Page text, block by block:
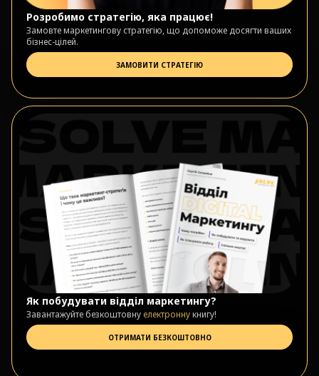
Як побудувати відділ маркетингу?
Завантажуйте безкоштовну електроннукнигу!
ОТРИМАТИ БЕЗКОШТОВНО
Розробимо стратегію, яка працює!
Замовте маркетингову стратегію, що допоможе досягти ваших
бізнес-цілей.
ЗАМОВИТИ СТРАТЕГІЮ